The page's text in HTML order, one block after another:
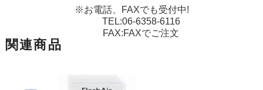
※お電話、FAXでも受付中!
TEL:06-6358-6116
FAX:FAXでご注文
関連商品